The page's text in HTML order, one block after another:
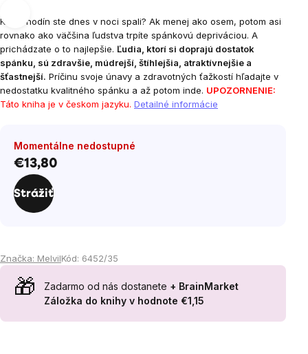
Zadarmo od nás dostanete + BrainMarket
Záložka do knihy v hodnote €1,15
Koľko hodín ste dnes v noci spali? Ak menej ako osem, potom asi
rovnako ako väčšina ľudstva trpíte spánkovú depriváciou. A
prichádzate o to najlepšie. Ľudia, ktorí si doprajú dostatok
spánku, sú zdravšie, múdrejší, štíhlejšia, atraktívnejšie a
šťastnejší. Príčinu svoje únavy a zdravotných ťažkostí hľadajte v
nedostatku kvalitného spánku a až potom inde. UPOZORNENIE:
Táto kniha je v českom jazyku. Detailné informácie
Momentálne nedostupné
€13,80
Strážiť
Značka: MelvilKód: 6452/35